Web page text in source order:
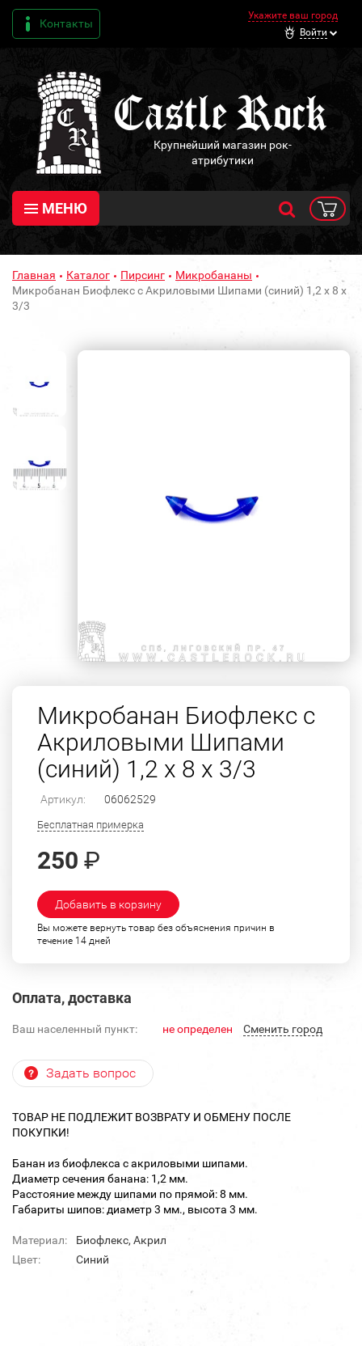
Контакты
Укажите ваш город
Войти
Крупнейший магазин рок-
атрибутики
МЕНЮ
Главная Каталог Пирсинг
Микробананы
Микробанан Биофлекс с Акриловыми Шипами (синий) 1,2 х 8 х
3/3
Микробанан Биофлекс с
Акриловыми Шипами
(синий) 1,2 х 8 х 3/3
Артикул: 06062529
Бесплатная примерка
250 ₽
Добавить в корзину
Вы можете вернуть товар без объяснения причин в
течение 14 дней
Оплата, доставка
Ваш населенный пункт: не определен Cменить город
Задать вопрос
ТОВАР НЕ ПОДЛЕЖИТ ВОЗВРАТУ И ОБМЕНУ ПОСЛЕ
ПОКУПКИ!
Банан из биофлекса с акриловыми шипами.
Диаметр сечения банана: 1,2 мм.
Расстояние между шипами по прямой: 8 мм.
Габариты шипов: диаметр 3 мм., высота 3 мм.
Материал:
Биофлекс, Акрил
Цвет:
Синий